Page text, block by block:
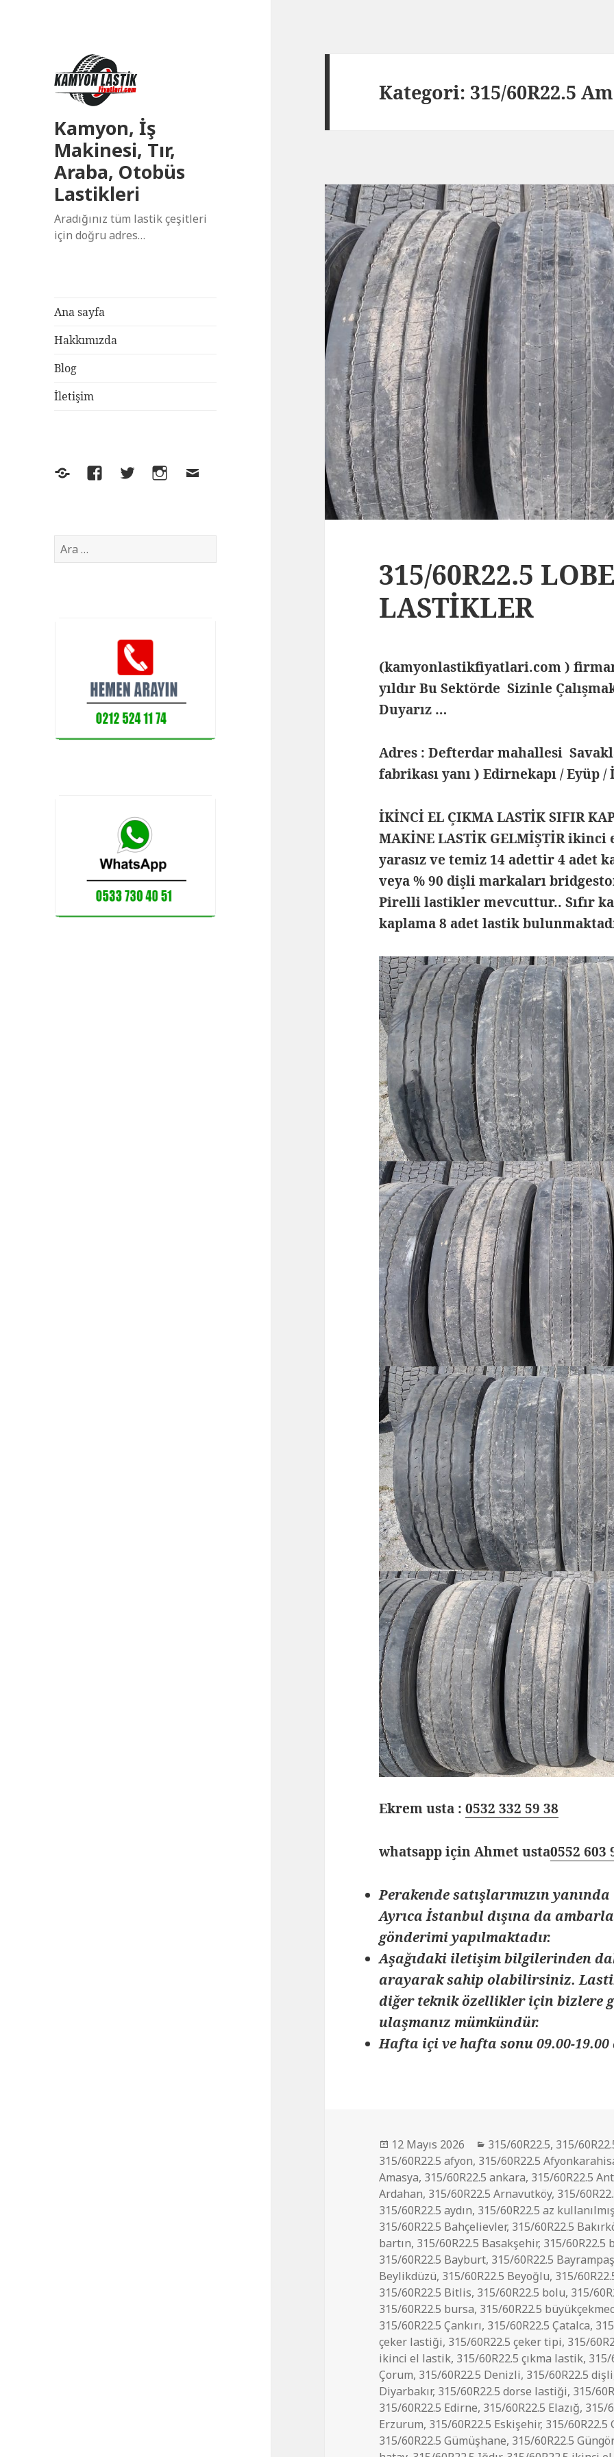
Kamyon, İş
Makinesi, Tır,
Araba, Otobüs
Lastikleri
Aradığınız tüm lastik çeşitleri
için doğru adres…
Ana sayfa
Hakkımızda
Blog
İletişim
Yelp FacebookTwitterInstagram
E-
Arama:
Kategori:315/60R22.5
315/60R22.5
LASTİKLER
(kamyonlastikfiyatlari.com )
yıldır Bu Sektörde Sizinle
Duyarız …
Adres : Defterdar mahallesi
fabrikası yanı ) Edirnekapı / Eyüp
İKİNCİ EL ÇIKMA LASTİK SIFIR
MAKİNE LASTİK GELMİŞTİR ikinci
yarasız ve temiz 14 adettir 4 adet
veya % 90 dişli markaları
Pirelli lastikler mevcuttur.. Sıfır
kaplama 8 adet lastik
Ekrem usta :0532 332 59 38
whatsapp için Ahmet usta0552 603
Perakende satışlarımızın
Ayrıca İstanbul dışına da
gönderimi yapılmaktadır.
Aşağıdaki iletişim bilgilerinden
arayarak sahip olabilirsiniz.
diğer teknik özellikler için bizlere
ulaşmanız mümkündür.
Hafta içi ve hafta sonu 09.00-
Yayın
tarihi
12 Mayıs 2026 Kategoriler
315/60R22.5, 315/
315/60R22.5 afyon, 315/60R22.5
Amasya, 315/60R22.5 ankara, 315/60R22.5
Ardahan, 315/60R22.5 Arnavutköy, 315/
315/60R22.5 aydın, 315/60R22.5 az
315/60R22.5 Bahçelievler, 315/60R22.5
bartın, 315/60R22.5 Basakşehir, 315/60R22.5
315/60R22.5 Bayburt, 315/60R22.5
Beylikdüzü, 315/60R22.5 Beyoğlu, 315/
315/60R22.5 Bitlis, 315/60R22.5 bolu, 315/
315/60R22.5 bursa, 315/60R22.5
315/60R22.5 Çankırı, 315/60R22.5 Çatalca,
çeker lastiği, 315/60R22.5 çeker tipi, 315/
ikinci el lastik, 315/60R22.5 çıkma lastik, 315/
Çorum, 315/60R22.5 Denizli, 315/60R22.5 dişli
Diyarbakır, 315/60R22.5 dorse lastiği, 315/
315/60R22.5 Edirne, 315/60R22.5 Elazığ, 315/
Erzurum, 315/60R22.5 Eskişehir, 315/60R22.5
315/60R22.5 Gümüşhane, 315/60R22.5